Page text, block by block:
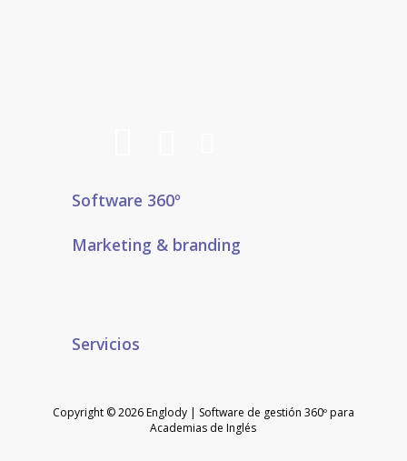
Software 360º
Marketing & branding
Servicios
Copyright © 2026 Englody | Software de gestión 360º para
Academias de Inglés